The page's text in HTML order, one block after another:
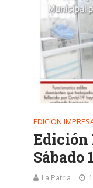
EDICIÓN
Edición
Sábado
La Patria